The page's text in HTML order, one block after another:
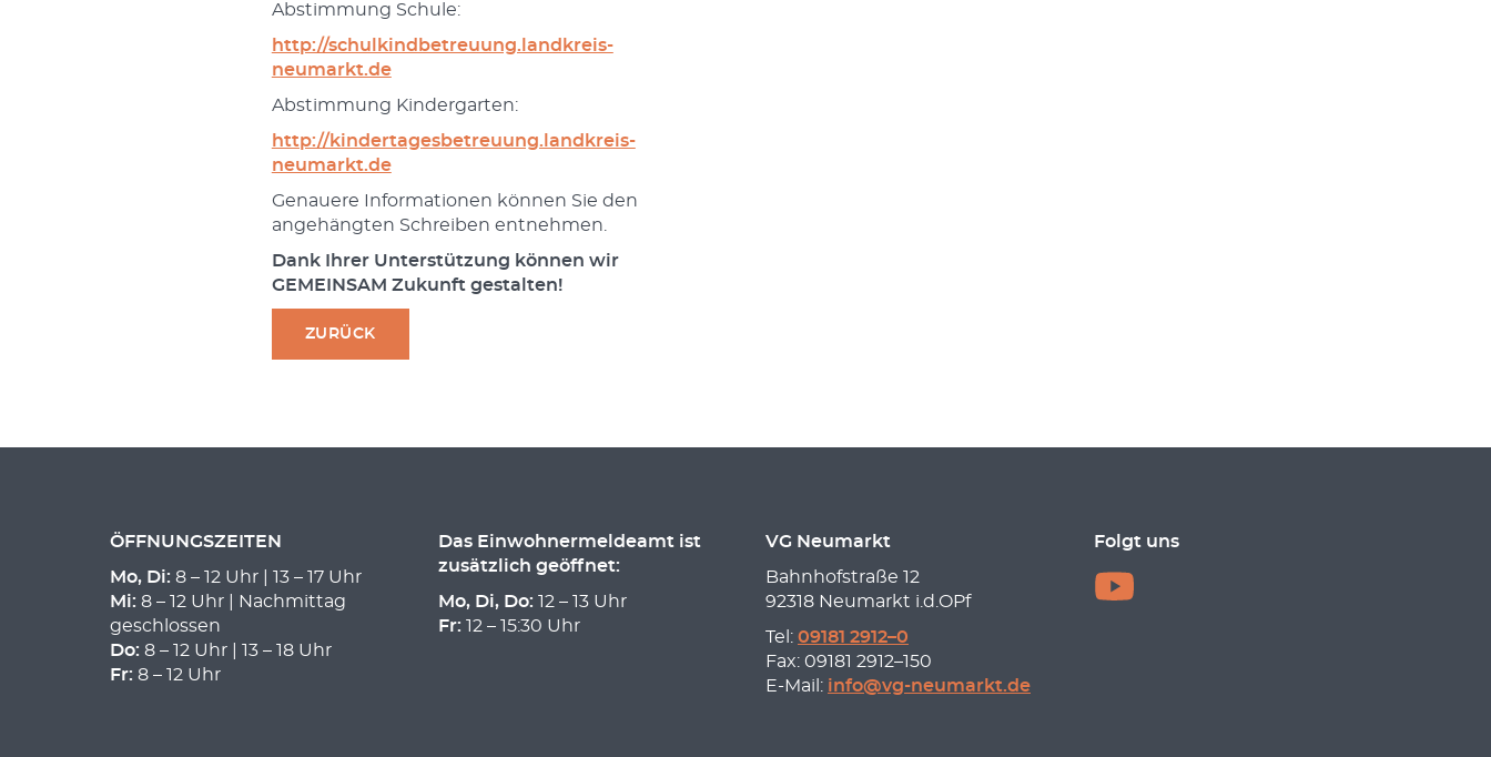
Abstimmung Schule:
http://schulkindbetreuung.landkreis-
neumarkt.de
Abstimmung Kindergarten:
http://kindertagesbetreuung.landkreis-
neumarkt.de
Genauere Informationen können Sie den
angehängten Schreiben entnehmen.
Dank Ihrer Unterstützung können wir
GEMEINSAM Zukunft gestalten!
ZURÜCK
ÖFFNUNGSZEITEN
Mo, Di: 8 – 12 Uhr | 13 – 17 Uhr
Mi: 8 – 12 Uhr | Nachmittag
geschlossen
Do: 8 – 12 Uhr | 13 – 18 Uhr
Fr: 8 – 12 Uhr
Das Einwohnermeldeamt ist
zusätzlich geöffnet:
Mo, Di, Do: 12 – 13 Uhr
Fr: 12 – 15:30 Uhr
VG Neumarkt
Bahnhofstraße 12
92318 Neumarkt i.d.OPf
Tel: 09181 2912–0
Fax: 09181 2912–150
E-Mail: info@vg-neumarkt.de
Folgt uns